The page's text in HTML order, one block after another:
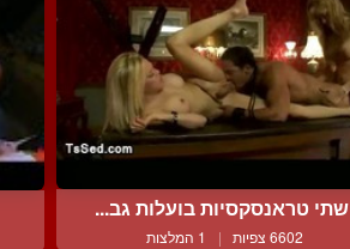
שתי טראנסקסיות בועלות גב...
6602 צפיות | 1 המלצות